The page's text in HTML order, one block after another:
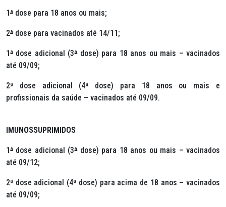
1ª dose para 18 anos ou mais;
2ª dose para vacinados até 14/11;
1ª dose adicional (3ªdose) para 18 anos ou mais – vacinados
até 09/09;
2ª dose adicional (4ªdose) para 18 anos ou mais e
profissionais da saúde – vacinados até 09/09.
IMUNOSSUPRIMIDOS
1ª dose adicional (3ªdose) para 18 anos ou mais – vacinados
até 09/12;
2ª dose adicional (4ªdose) para acima de 18 anos – vacinados
até 09/09;